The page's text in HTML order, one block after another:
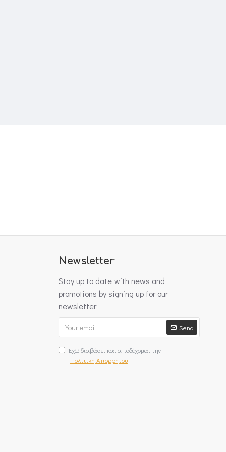
Newsletter
Stay up to date with news and
promotions by signing up for our
newsletter
Send
Έχω διαβάσει και αποδέχομαι την
Πολιτική Απορρήτου